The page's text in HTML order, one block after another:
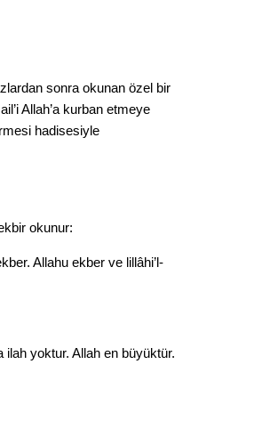
sonra okunan özel bir
Allah’a kurban etmeye
hadisesiyle
okunur:
Allahu ekber ve lillâhi’l-
ilah yoktur. Allah en büyüktür.